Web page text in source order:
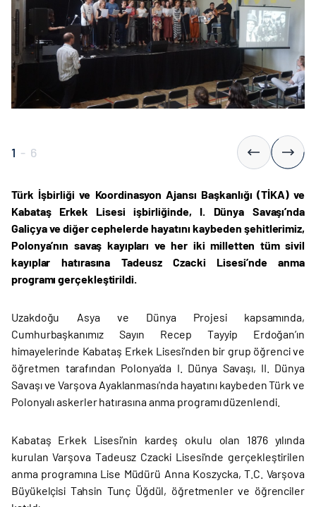
1 - 6
Türk İşbirliği ve Koordinasyon Ajansı Başkanlığı (TİKA) ve
Kabataş Erkek Lisesi işbirliğinde, I. Dünya Savaşı’nda
Galiçya ve diğer cephelerde hayatını kaybeden şehitlerimiz,
Polonya’nın savaş kayıpları ve her iki milletten tüm sivil
kayıplar hatırasına Tadeusz Czacki Lisesi’nde anma
programı gerçekleştirildi.
Uzakdoğu Asya ve Dünya Projesi kapsamında,
Cumhurbaşkanımız Sayın Recep Tayyip Erdoğan’ın
himayelerinde Kabataş Erkek Lisesi’nden bir grup öğrenci ve
öğretmen tarafından Polonya’da I. Dünya Savaşı, II. Dünya
Savaşı ve Varşova Ayaklanması'nda hayatını kaybeden Türk ve
Polonyalı askerler hatırasına anma programı düzenlendi.
Kabataş Erkek Lisesi’nin kardeş okulu olan 1876 yılında
kurulan Varşova Tadeusz Czacki Lisesi’nde gerçekleştirilen
anma programına Lise Müdürü Anna Koszycka, T.C. Varşova
Büyükelçisi Tahsin Tunç Üğdül, öğretmenler ve öğrenciler